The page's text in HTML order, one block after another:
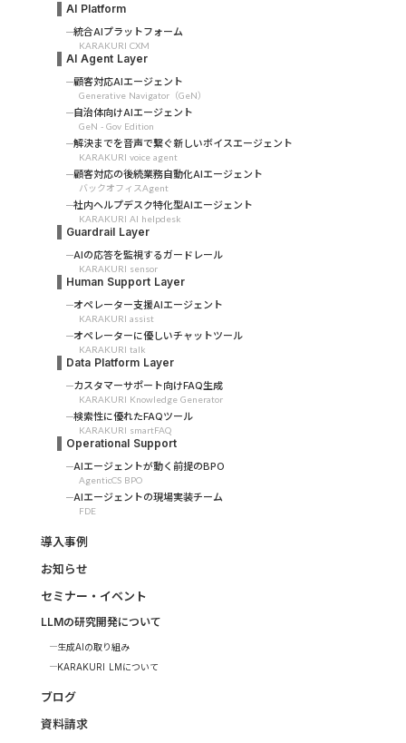
AI Platform
統合AIプラットフォーム
KARAKURI CXM
AI Agent Layer
顧客対応AIエージェント
Generative Navigator（GeN）
自治体向けAIエージェント
GeN - Gov Edition
解決までを音声で繋ぐ新しいボイスエージェント
KARAKURI voice agent
顧客対応の後続業務自動化AIエージェント
バックオフィスAgent
社内ヘルプデスク特化型AIエージェント
KARAKURI AI helpdesk
Guardrail Layer
AIの応答を監視するガードレール
KARAKURI sensor
Human Support Layer
オペレーター支援AIエージェント
KARAKURI assist
オペレーターに優しいチャットツール
KARAKURI talk
Data Platform Layer
カスタマーサポート向けFAQ生成
KARAKURI Knowledge Generator
検索性に優れたFAQツール
KARAKURI smartFAQ
Operational Support
AIエージェントが動く前提のBPO
AgenticCS BPO
AIエージェントの現場実装チーム
FDE
導入事例
お知らせ
セミナー・イベント
LLMの研究開発について
生成AIの取り組み
KARAKURI LMについて
ブログ
資料請求